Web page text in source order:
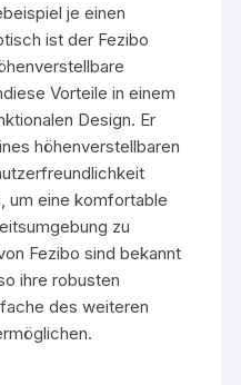
je einen
ist der Fezibo
Vorteile in einem
Design. Er
höhenverstellbaren
um eine komfortable
zu
Fezibo sind bekannt
ihre robusten
des weiteren